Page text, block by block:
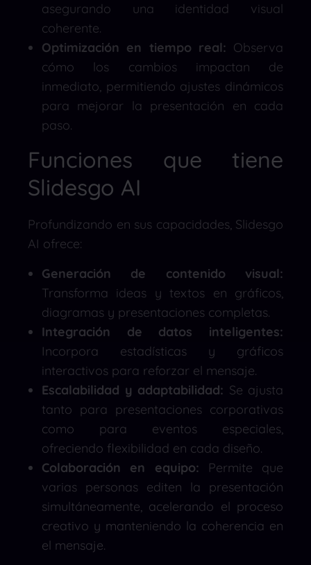
asegurando una identidad visual
coherente.
Optimización en tiempo real: Observa
cómo los cambios impactan de
inmediato, permitiendo ajustes dinámicos
para mejorar la presentación en cada
paso.
Funciones que tiene
Slidesgo AI
Profundizando en sus capacidades, Slidesgo
AI ofrece:
Generación de contenido visual:
Transforma ideas y textos en gráficos,
diagramas y presentaciones completas.
Integración de datos inteligentes:
Incorpora estadísticas y gráficos
interactivos para reforzar el mensaje.
Escalabilidad y adaptabilidad: Se ajusta
tanto para presentaciones corporativas
como para eventos especiales,
ofreciendo flexibilidad en cada diseño.
Colaboración en equipo: Permite que
varias personas editen la presentación
simultáneamente, acelerando el proceso
creativo y manteniendo la coherencia en
el mensaje.